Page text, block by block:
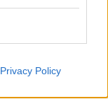
Privacy Policy